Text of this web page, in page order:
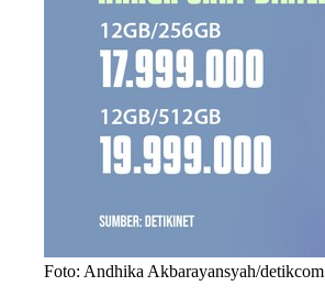
Foto: Andhika Akbarayansyah/detikcom